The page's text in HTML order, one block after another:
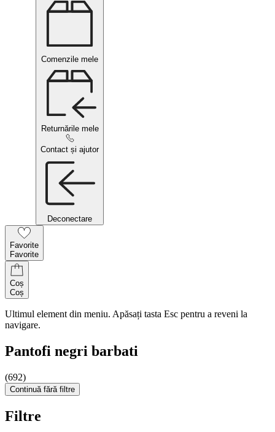
Comenzile mele
Returnările mele
Contact și ajutor
Deconectare
Favorite
Favorite
Coș
Coș
Ultimul element din meniu. Apăsați tasta Esc pentru a reveni la
navigare.
Pantofi negri barbati
(692)
Continuă fără filtre
Filtre